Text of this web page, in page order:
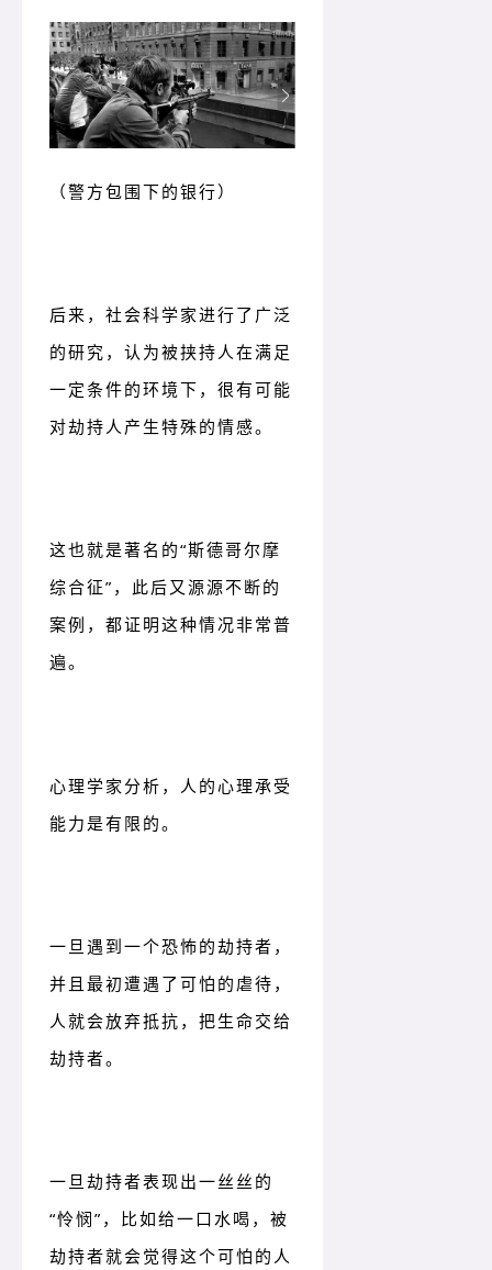
（警方包围下的银行）
后来，社会科学家进行了广泛
的研究，认为被挟持人在满足
一定条件的环境下，很有可能
对劫持人产生特殊的情感。
这也就是著名的“斯德哥尔摩
综合征”，此后又源源不断的
案例，都证明这种情况非常普
遍。
心理学家分析，人的心理承受
能力是有限的。
一旦遇到一个恐怖的劫持者，
并且最初遭遇了可怕 的虐待，
人就会放弃抵抗，把生命交给
劫持者。
一旦劫持者表现出一丝丝的
“怜悯”，比如给一口水喝，被
劫持者就会觉得这个可怕的人